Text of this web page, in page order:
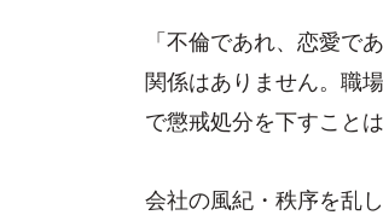
「不倫であれ、恋愛で
関係はありません。職
で懲戒処分を下すこと
会社の風紀・秩序を乱